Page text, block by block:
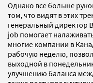
Однако все больше
том, что видят в этих
генеральный директор
job помогает
многие компании в
рабочую неделю,
выходной в
улучшению баланса